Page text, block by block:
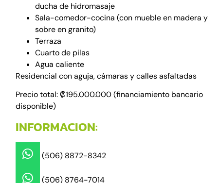
ducha de hidromasaje
Sala-comedor-cocina (con mueble en madera y
sobre en granito)
Terraza
Cuarto de pilas
Agua caliente
Residencial con aguja, cámaras y calles asfaltadas
Precio total: ₡195.000.000 (financiamiento bancario
disponible)
INFORMACION:
(506) 8872-8342
(506) 8764-7014